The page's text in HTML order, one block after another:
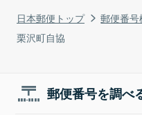
日本郵便トップ 郵便番
栗沢町自協
郵便番号を調べ